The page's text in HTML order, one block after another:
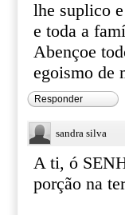
lhe suplico
e toda a
Abençoe
egoismo de
Responder
sandra silva
A ti, ó
porção na